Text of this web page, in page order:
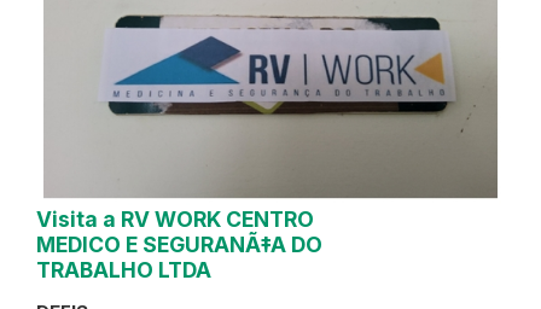
Visita a RV WORK CENTRO
MEDICO E SEGURANÃ‡A DO
TRABALHO LTDA